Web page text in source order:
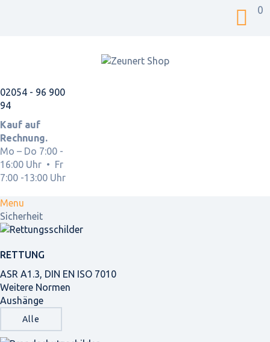
0
02054 - 96 900
94
Kauf auf
Rechnung.
Mo – Do 7:00 -
16:00 Uhr • Fr
7:00 -13:00 Uhr
Menu
Sicherheit
RETTUNG
ASR A1.3, DIN EN ISO 7010
Weitere Normen
Aushänge
Alle